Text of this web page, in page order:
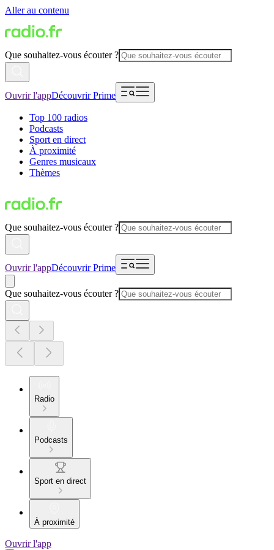
Aller au contenu
Que souhaitez-vous écouter ?
Ouvrir l'appDécouvrir Prime
Top 100 radios
Podcasts
Sport en direct
À proximité
Genres musicaux
Thèmes
Que souhaitez-vous écouter ?
Ouvrir l'appDécouvrir Prime
Que souhaitez-vous écouter ?
Radio
Podcasts
Sport en direct
À proximité
Ouvrir l'app